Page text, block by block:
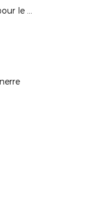
Un nouveau Véhicule pour le District